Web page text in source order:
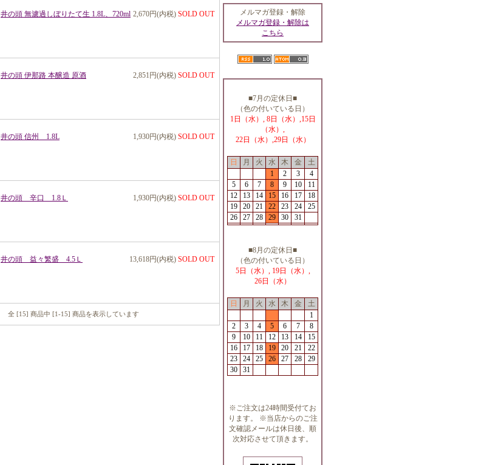
井の頭 無濾過しぼりたて生 1.8L、720ml 2,670円(内税) SOLD OUT
井の頭 伊那路 本醸造 原酒 2,851円(内税) SOLD OUT
井の頭 信州 1.8L 1,930円(内税) SOLD OUT
井の頭 辛口 1.8Ｌ 1,930円(内税) SOLD OUT
井の頭 益々繁盛 4.5Ｌ 13,618円(内税) SOLD OUT
全 [15] 商品中 [1-15] 商品を表示しています
メルマガ登録・解除
メルマガ登録・解除は
こちら
■7月の定休日■
（色の付いている日）
1日（水）, 8日（水）,15日
（水）,
22日（水）,29日（水）
日 月 火 水 木 金
土
1
2 3
4
5
6 7 8 9 10
11
12
13 14 15 16 17
18
19
20 21 22 23 24
25
26
27 28 29 30 31
■8月の定休日■
（色の付いている日）
5日（水）, 19日（水）,
26日（水）
日 月 火 水 木 金
土
1
2
3 4 5 6 7
8
9
10 11 12 13 14
15
16
17 18 19 20 21
22
23
24 25 26 27 28
29
30
31
※ご注文は24時間受付てお
ります。 ※当店からのご注
文確認メールは休日後、順
次対応させて頂きます。